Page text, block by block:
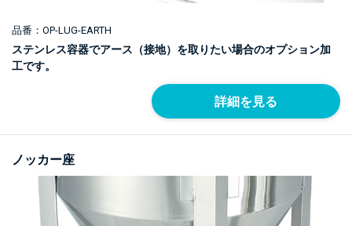
品番：OP-LUG-EARTH
ステンレス容器でアース（接地）を取りたい場合のオプション加
工です。
詳細を見る
ノッカー座